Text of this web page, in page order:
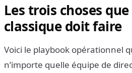
Les trois choses que
classique doit faire
Voici le playbook opérationnel
n’importe quelle équipe de